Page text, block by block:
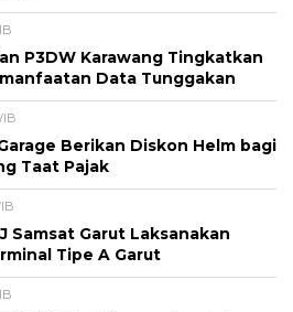
P3DW Karawang Tingkatkan
Data Tunggakan
Berikan Diskon Helm bagi
Taat Pajak
Samsat Garut Laksanakan
Tipe A Garut